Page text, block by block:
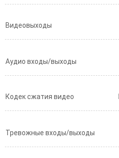
Видеовыходы
Аудио входы/выходы
Кодек сжатия видео
Тревожные входы/выходы